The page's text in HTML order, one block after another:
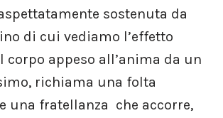
sostenuta da
di cui vediamo l’effetto
corpo appeso all’anima da un
richiama una folta
una fratellanza che accorre,